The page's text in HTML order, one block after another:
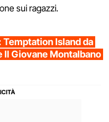
sui ragazzi.
Island da
Il Giovane Montalbano